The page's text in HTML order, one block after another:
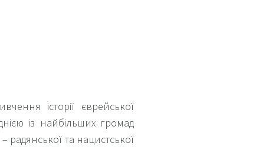
історії єврейської
із найбільших громад
радянської та нацистської